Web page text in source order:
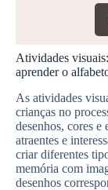
Atividades
aprender o
As atividades
crianças no
desenhos, cores e
atraentes e
criar diferentes
memória com
desenhos